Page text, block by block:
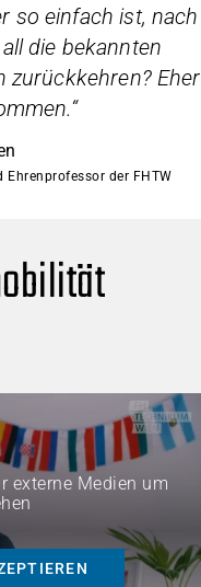
so einfach ist, nach
die bekannten
zurückkehren? Eher
“
Ehrenprofessor der FHTW
externe Medien um